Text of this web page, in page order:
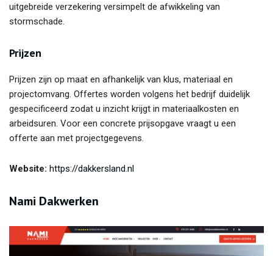
uitgebreide verzekering versimpelt de afwikkeling van
stormschade.
Prijzen
Prijzen zijn op maat en afhankelijk van klus, materiaal en
projectomvang. Offertes worden volgens het bedrijf duidelijk
gespecificeerd zodat u inzicht krijgt in materiaalkosten en
arbeidsuren. Voor een concrete prijsopgave vraagt u een
offerte aan met projectgegevens.
Website: https://dakkersland.nl
Nami Dakwerken